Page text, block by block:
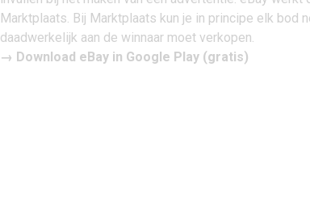
Marktplaats. Bij Marktplaats kun je in principe elk bod
daadwerkelijk aan de winnaar moet verkopen.
→ Download eBay in Google Play (gratis)